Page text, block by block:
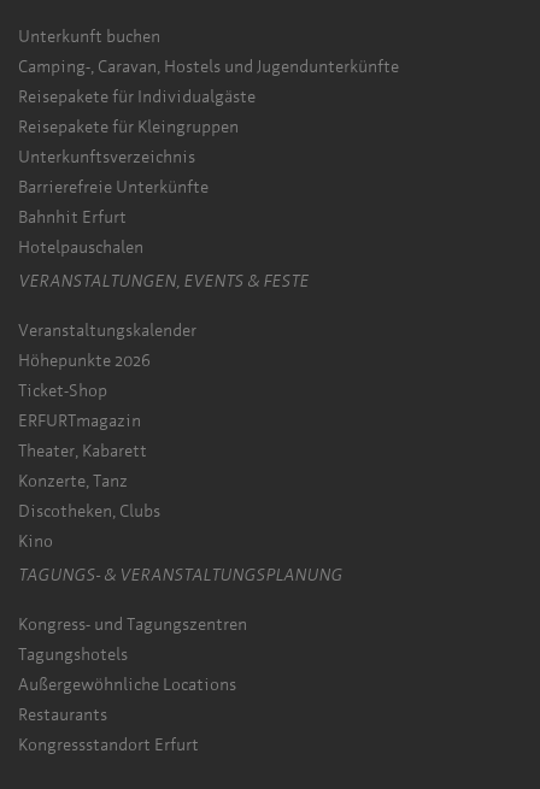
Unterkunft buchen
Camping-, Caravan, Hostels und Jugendunterkünfte
Reisepakete für Individualgäste
Reisepakete für Kleingruppen
Unterkunftsverzeichnis
Barrierefreie Unterkünfte
Bahnhit Erfurt
Hotelpauschalen
VERANSTALTUNGEN, EVENTS & FESTE
Veranstaltungskalender
Höhepunkte 2026
Ticket-Shop
ERFURTmagazin
Theater, Kabarett
Konzerte, Tanz
Discotheken, Clubs
Kino
TAGUNGS- & VERANSTALTUNGSPLANUNG
Kongress- und Tagungszentren
Tagungshotels
Außergewöhnliche Locations
Restaurants
Kongressstandort Erfurt